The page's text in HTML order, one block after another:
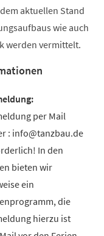
aktuellen Stand
wie auch
werden vermittelt.
per Mail
: info@tanzbau.de
In den
bieten wir
ein
die
hierzu ist